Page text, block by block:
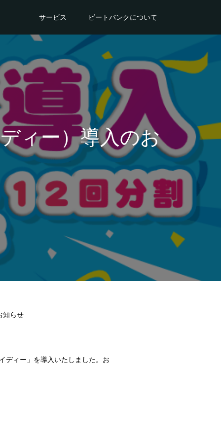
サービス ビートバンクについて
ィー）導入のお
知らせ
ディー」を導入いたしました。お